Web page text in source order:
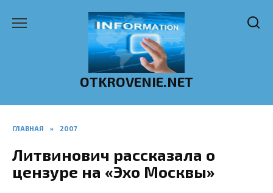
OTKROVENIE.NET
ГЛАВНАЯ » 2007
Литвинович рассказала о
цензуре на «Эхо Москвы»